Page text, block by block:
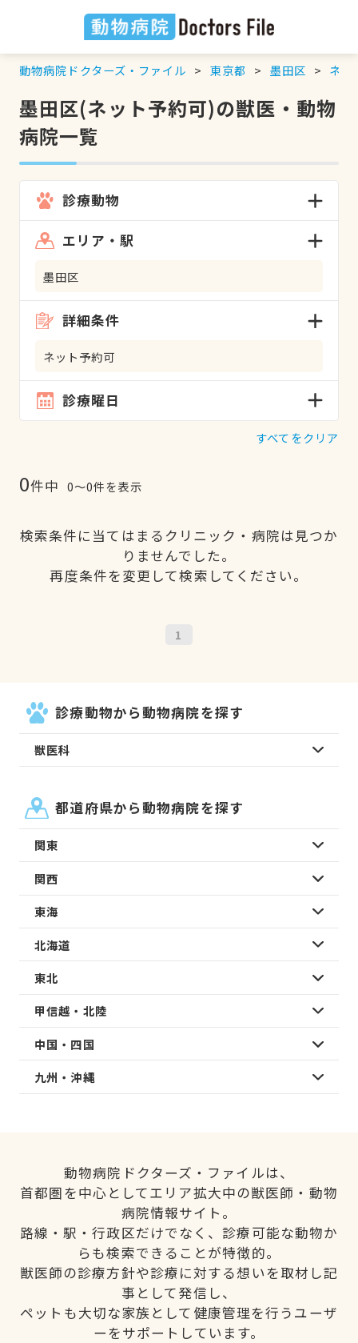
動物病院ドクターズ・ファイル 東京都 墨田区 ネッ
墨田区(ネット予約可)の獣医・動物
病院一覧
診療動物
エリア・駅
墨田区
詳細条件
ネット予約可
診療曜日
すべてをクリア
0件中 0〜0件を表示
検索条件に当てはまるクリニック・病院は見つか
りませんでした。
再度条件を変更して検索してください。
1
診療動物から動物病院を探す
獣医科
都道府県から動物病院を探す
関東
関西
東海
北海道
東北
甲信越・北陸
中国・四国
九州・沖縄
動物病院ドクターズ・ファイルは、
首都圏を中心としてエリア拡大中の獣医師・動物
病院情報サイト。
路線・駅・行政区だけでなく、診療可能な動物か
らも検索できることが特徴的。
獣医師の診療方針や診療に対する想いを取材し記
事として発信し、
ペットも大切な家族として健康管理を行うユーザ
ーをサポートしています。